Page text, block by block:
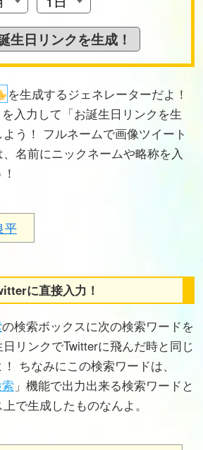
を生成するジェネレーターだよ！
を入力して「お誕生日リンクを生
う！ フルネームで画像ツイート
名前にニックネームや略称を入
平
に直接入力！
の検索ボックスに次の検索ワードを
リンクでTwitterに飛んだ時と同じ
ちなみにこの検索ワードは、
」機能で出力出来る検索ワードと
で生成したものなんよ。